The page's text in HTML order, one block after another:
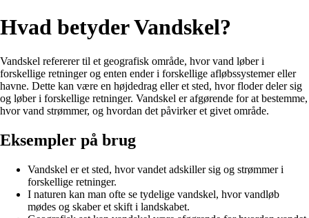
Hvad betyder Vandskel?
Vandskel refererer til et geografisk område, hvor vand løber i
forskellige retninger og enten ender i forskellige afløbssystemer eller
havne. Dette kan være en højdedrag eller et sted, hvor floder deler sig
og løber i forskellige retninger. Vandskel er afgørende for at bestemme,
hvor vand strømmer, og hvordan det påvirker et givet område.
Eksempler på brug
Vandskel er et sted, hvor vandet adskiller sig og strømmer i
forskellige retninger.
I naturen kan man ofte se tydelige vandskel, hvor vandløb
mødes og skaber et skift i landskabet.